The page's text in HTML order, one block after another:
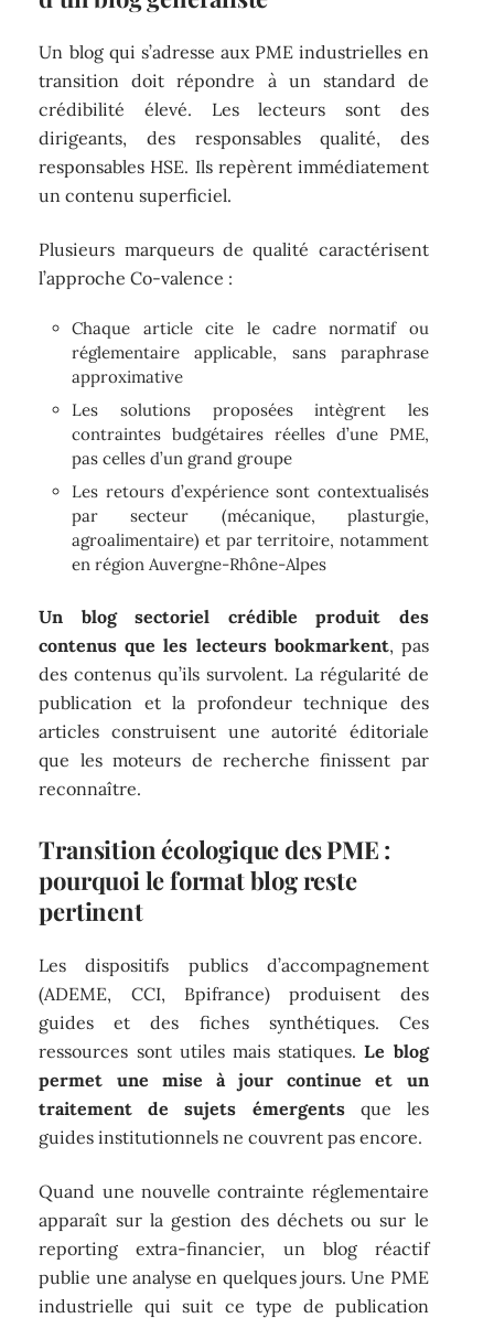
Un blog qui s’adresse aux PME industrielles en
transition doit répondre à un standard de
crédibilité élevé. Les lecteurs sont des
dirigeants, des responsables qualité, des
responsables HSE. Ils repèrent immédiatement
un contenu superficiel.
Plusieurs marqueurs de qualité caractérisent
l’approche Co-valence :
Chaque article cite le cadre normatif ou
réglementaire applicable, sans paraphrase
approximative
Les solutions proposées intègrent les
contraintes budgétaires réelles d’une PME,
pas celles d’un grand groupe
Les retours d’expérience sont contextualisés
par secteur (mécanique, plasturgie,
agroalimentaire) et par territoire, notamment
en région Auvergne-Rhône-Alpes
Un blog sectoriel crédible produit des
contenus que les lecteurs bookmarkent, pas
des contenus qu’ils survolent. La régularité de
publication et la profondeur technique des
articles construisent une autorité éditoriale
que les moteurs de recherche finissent par
reconnaître.
Transition écologique des PME :
pourquoi le format blog reste
pertinent
Les dispositifs publics d’accompagnement
(ADEME, CCI, Bpifrance) produisent des
guides et des fiches synthétiques. Ces
ressources sont utiles mais statiques.Le blog
permet une mise à jour continue et un
traitement de sujets émergentsque les
guides institutionnels ne couvrent pas encore.
Quand une nouvelle contrainte réglementaire
apparaît sur la gestion des déchets ou sur le
reporting extra-financier, un blog réactif
publie une analyse en quelques jours. Une PME
industrielle qui suit ce type de publication